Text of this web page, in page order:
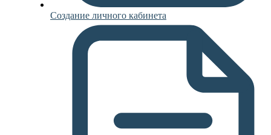
Создание личного кабинета